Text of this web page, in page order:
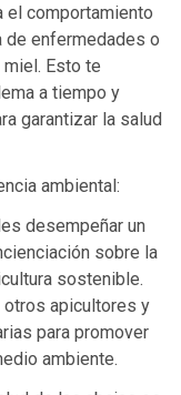
el comportamiento
de enfermedades o
Esto te
a tiempo y
garantizar la salud
ambiental:
desempeñar un
sobre la
sostenible.
apicultores y
para promover
ambiente.